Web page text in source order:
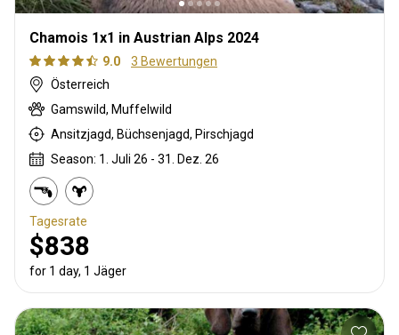
Chamois 1x1 in Austrian Alps 2024
9.0
3 Bewertungen
Österreich
Gamswild, Muffelwild
Ansitzjagd, Büchsenjagd, Pirschjagd
Season: 1. Juli 26 - 31. Dez. 26
Tagesrate
$838
for 1 day, 1 Jäger